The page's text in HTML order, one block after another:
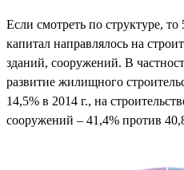
Если смотреть по структуре, то
капитал направлялось на
зданий, сооружений. В
развитие жилищного
14,5% в 2014 г., на
сооружений – 41,4% против